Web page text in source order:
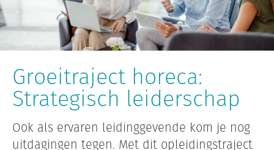
Groeitraject horeca:
Strategisch leiderschap
Ook als ervaren leidinggevende kom je nog
uitdagingen tegen. Met dit opleidingstraject